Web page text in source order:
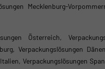
Mecklenburg-
Österreich,
Verpackungslösungen
Verpackungslösungen